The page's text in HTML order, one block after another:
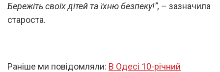
Бережіть своїх дітей та їхню безпеку!”, – зазначила
староста.
Раніше ми повідомляли: В Одесі 10-річний